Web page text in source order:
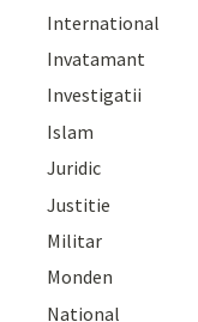
International
Invatamant
Investigatii
Islam
Juridic
Justitie
Militar
Monden
National